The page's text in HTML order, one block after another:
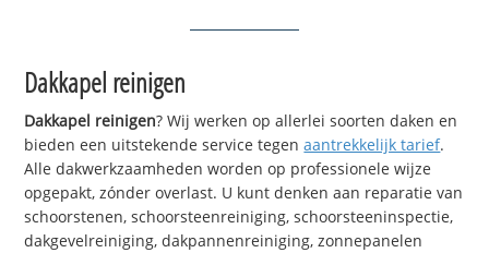
Dakkapel reinigen
Dakkapel reinigen? Wij werken op allerlei soorten daken en
bieden een uitstekende service tegenaantrekkelijk tarief.
Alle dakwerkzaamheden worden op professionele wijze
opgepakt, zónder overlast. U kunt denken aan reparatie van
schoorstenen, schoorsteenreiniging, schoorsteeninspectie,
dakgevelreiniging, dakpannenreiniging, zonnepanelen